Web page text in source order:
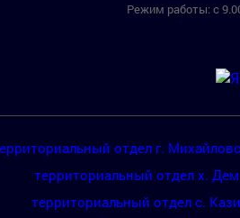
Режим работы: с
отдел г.
территориальный отдел х.
территориальный отдел с.